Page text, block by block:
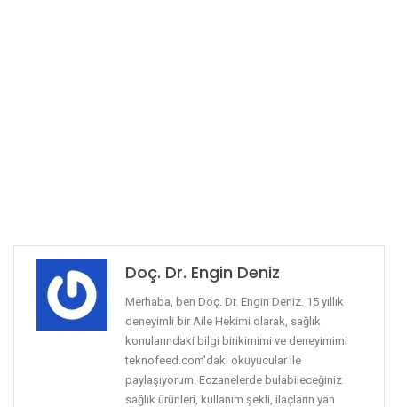
Doç. Dr. Engin Deniz
Merhaba, ben Doç. Dr. Engin Deniz. 15 yıllık
deneyimli bir Aile Hekimi olarak, sağlık
konularındaki bilgi birikimimi ve deneyimimi
teknofeed.com'daki okuyucular ile
paylaşıyorum. Eczanelerde bulabileceğiniz
sağlık ürünleri, kullanım şekli, ilaçların yan